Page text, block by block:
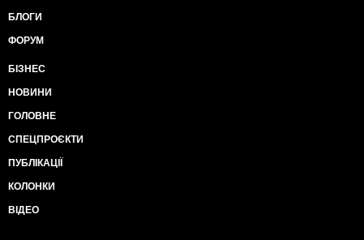
БЛОГИ
ФОРУМ
БІЗНЕС
НОВИНИ
ГОЛОВНЕ
СПЕЦПРОЄКТИ
ПУБЛІКАЦІЇ
КОЛОНКИ
ВІДЕО